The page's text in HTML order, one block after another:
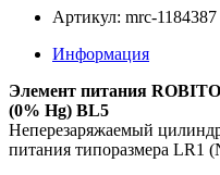
Артикул: mrc-1184387
Информация
Элемент питания
(0% Hg) BL5
Неперезаряжаемый
питания типоразмера LR1